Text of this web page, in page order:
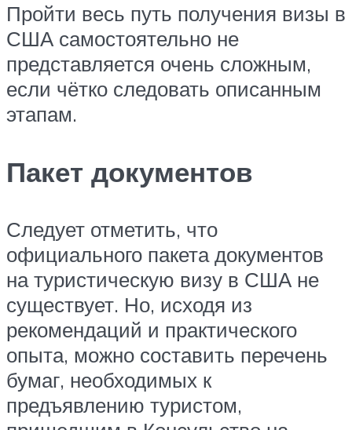
Пройти весь путь получения визы в
США самостоятельно не
представляется очень сложным,
если чётко следовать описанным
этапам.
Пакет документов
Следует отметить, что
официального пакета документов
на туристическую визу в США не
существует. Но, исходя из
рекомендаций и практического
опыта, можно составить перечень
бумаг, необходимых к
предъявлению туристом,